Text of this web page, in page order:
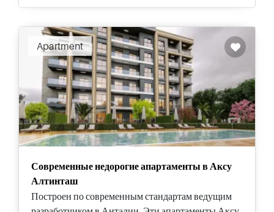
Apartment
Современные недорогие апартаменты в Аксу
Алтинташ
Построен по современным стандартам ведущим